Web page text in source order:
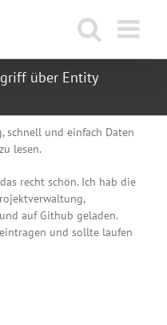
über Entity
schnell und einfach Daten
lesen.
recht schön. Ich hab die
auf Github geladen.
und sollte laufen